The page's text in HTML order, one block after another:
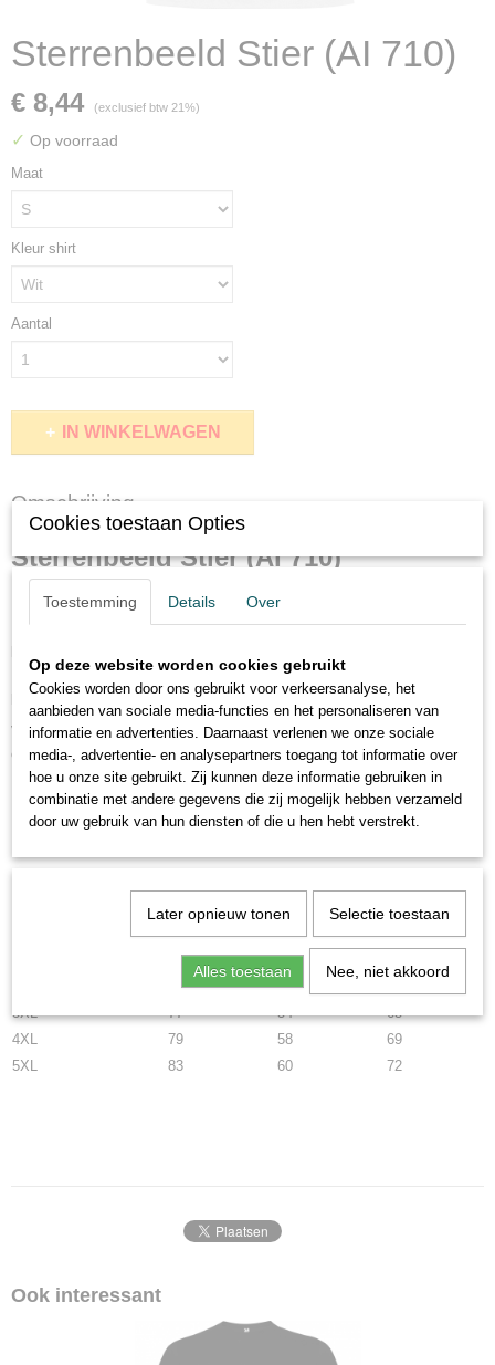
Sterrenbeeld Stier (AI 710)
€ 8,44 (exclusief btw 21%)
✓ Op voorraad
Maat
Kleur shirt
Aantal
IN WINKELWAGEN
Omschrijving
Sterrenbeeld Stier (AI 710)
Dit geweldige witte shirt met ronde hals en korte mouwen is van 100%
Indien het shirt binnenstebuiten gewassen wordt zal u er nog langer
plezier van hebben.
Verkrijgbaar in de maten S tot en met 5XL bekijk de maattaabel hieronder
om te zien welke maat u nodig heeft.
Maattabel
Lengte Schouders Breedte
70
51
72 45
54
73 50
74 52
3XL
77 54
65
4XL
79 58
69
5XL
83 60 72
Ook interessant
Cookies toestaan Opties
Toestemming Details Over
Op deze website worden cookies gebruikt
Cookies worden door ons gebruikt voor verkeersanalyse, het
aanbieden van sociale media-functies en het personaliseren van
informatie en advertenties. Daarnaast verlenen we onze sociale
media-, advertentie- en analysepartners toegang tot informatie over
hoe u onze site gebruikt. Zij kunnen deze informatie gebruiken in
combinatie met andere gegevens die zij mogelijk hebben verzameld
door uw gebruik van hun diensten of die u hen hebt verstrekt.
Later opnieuw tonen Selectie toestaan
Alles toestaan Nee, niet akkoord